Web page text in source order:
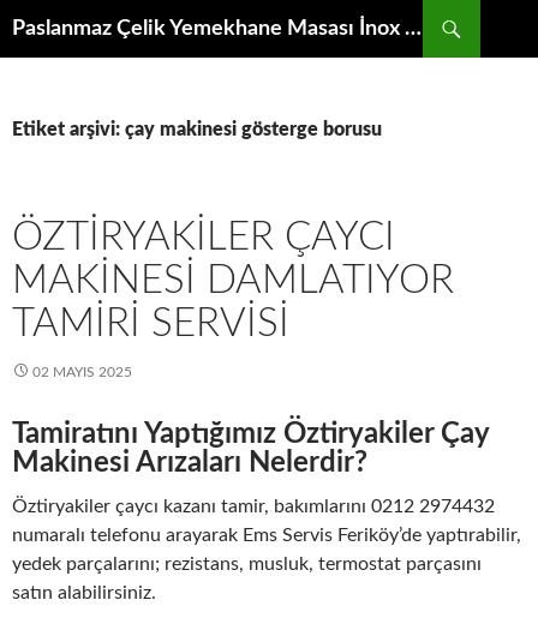
Paslanmaz Çelik Yemekhane Masası İnox Krom Bulaşıkhane Evyesi Tezgahı
Etiket arşivi: çay makinesi gösterge borusu
ÖZTIRYAKILER ÇAYCI
MAKINESI DAMLATIYOR
TAMIRI SERVISI
02 MAYIS 2025
Tamiratını Yaptığımız Öztiryakiler Çay
Makinesi Arızaları Nelerdir?
Öztiryakiler çaycı kazanı tamir, bakımlarını 0212 2974432
numaralı telefonu arayarak Ems Servis Feriköy’de yaptırabilir,
yedek parçalarını; rezistans, musluk, termostat parçasını
satın alabilirsiniz.